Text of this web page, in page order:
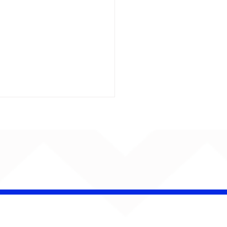
Pacheco e Ubandu